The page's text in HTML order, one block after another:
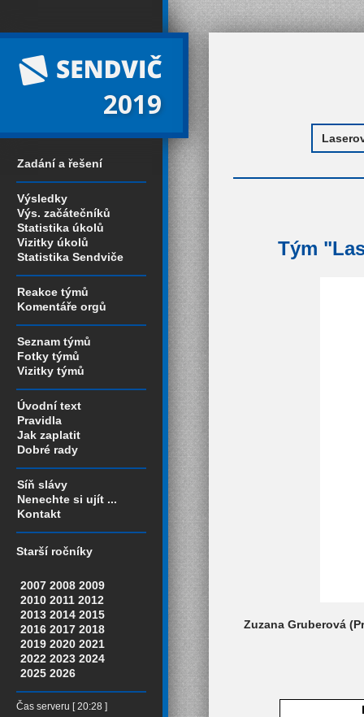
2019
Zadání a řešení
Výsledky
Výs. začátečníků
Statistika úkolů
Vizitky úkolů
Statistika Sendviče
Reakce týmů
Komentáře orgů
Seznam týmů
Fotky týmů
Vizitky týmů
Úvodní text
Pravidla
Jak zaplatit
Dobré rady
Síň slávy
Nenechte si ujít ...
Kontakt
Starší ročníky
2007 2008 2009
2010 2011 2012
2013 2014 2015
2016 2017 2018
2019 2020 2021
2022 2023 2024
2025 2026
Čas serveru [ 20:28 ]
Tým
Zuzana Gruberová